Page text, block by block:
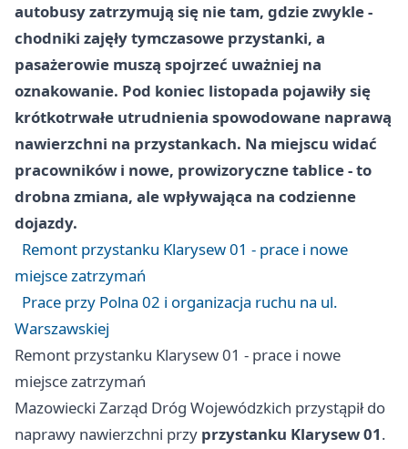
autobusy zatrzymują się nie tam, gdzie zwykle -
chodniki zajęły tymczasowe przystanki, a
pasażerowie muszą spojrzeć uważniej na
oznakowanie. Pod koniec listopada pojawiły się
krótkotrwałe utrudnienia spowodowane naprawą
nawierzchni na przystankach. Na miejscu widać
pracowników i nowe, prowizoryczne tablice - to
drobna zmiana, ale wpływająca na codzienne
dojazdy.
Remont przystanku Klarysew 01 - prace i nowe
miejsce zatrzymań
Prace przy Polna 02 i organizacja ruchu na ul.
Warszawskiej
Remont przystanku Klarysew 01 - prace i nowe
miejsce zatrzymań
Mazowiecki Zarząd Dróg Wojewódzkich przystąpił do
naprawy nawierzchni przy przystanku Klarysew 01.